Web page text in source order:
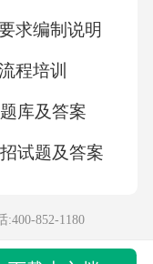
开权利的实
实现，可以
行义务的积
社会的责
求编制说明
程培训
库及答案
试题及答案
:400-852-1180